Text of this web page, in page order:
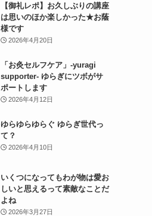
【御礼レポ】お久しぶりの講座
は思いのほか楽しかった★お蔭
様です
2026年4月20日
「お灸セルフケア」-yuragi
supporter- ゆらぎにツボがサ
ポートします
2026年4月12日
ゆらゆらゆらぐ ゆらぎ世代っ
て？
2026年4月10日
いくつになってもわが物は愛お
しいと思えるって素敵なことだ
よね
2026年3月27日